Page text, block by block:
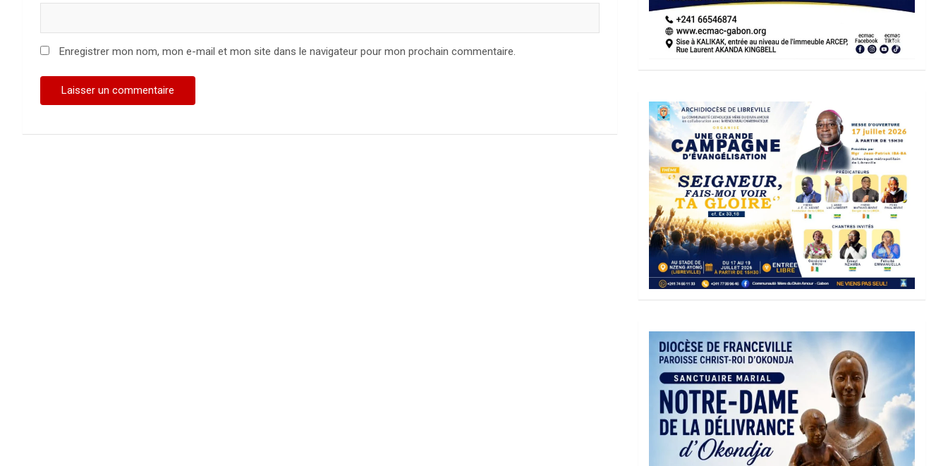
Enregistrer mon nom, mon e-mail et mon site dans le navigateur pour mon prochain commentaire.